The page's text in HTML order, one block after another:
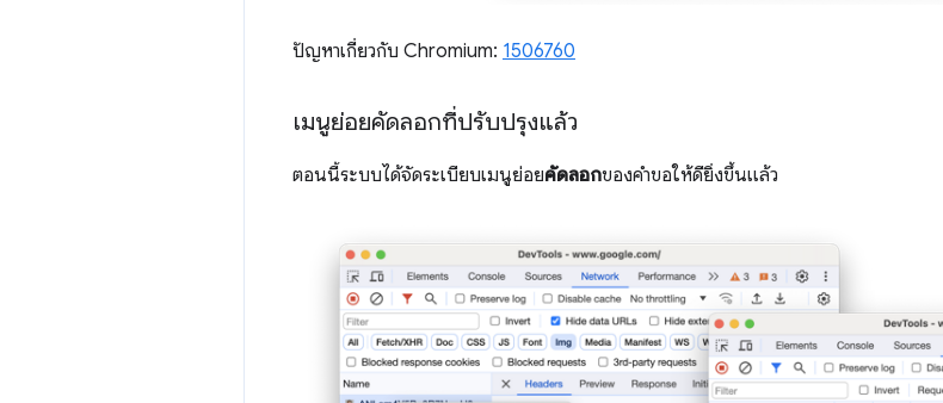
ปัญหาเกี่ยวกับ Chromium: 1506760
เมนูย่อยคัดลอกที่ปรับปรุงแล้ว
ตอนนี้ระบบได้จัดระเบียบเมนูย่อยคัดลอกของคำขอให้ดียิ่งขึ้นแล้ว